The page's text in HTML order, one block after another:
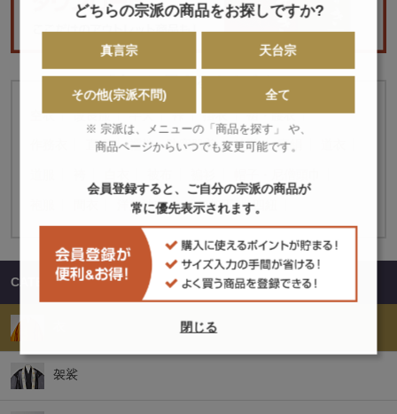
「衣」に属するカテゴリー
空衣 改良服 半天 裃 掛衣 裙・腰衣
直綴 襦袢・防寒肌着 鈴懸 素絹
洋服法衣 追加加工 四紐
CATEGORIES
袈裟
どちらの宗派の商品をお探しですか?
真言宗 天台宗
その他(宗派不問) 全て
※ 宗派は、メニューの「商品を探す」 や、
商品ページからいつでも変更可能です。
会員登録すると、ご自分の宗派の商品が
常に優先表示されます。
閉じる